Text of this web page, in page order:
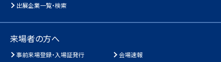
出展企業一覧・検索
来場者の方へ
事前来場登録・入場証発行
会場速報